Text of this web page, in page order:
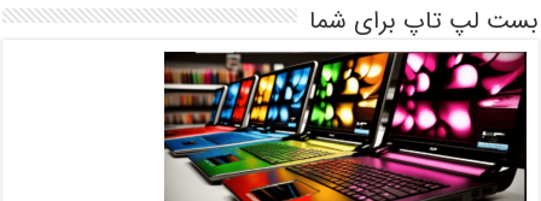
بست لپ تاپ برای شما